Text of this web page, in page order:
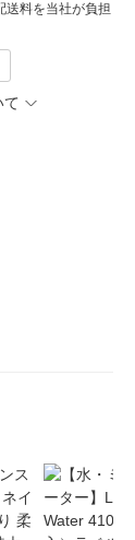
送料を当社が負担
て